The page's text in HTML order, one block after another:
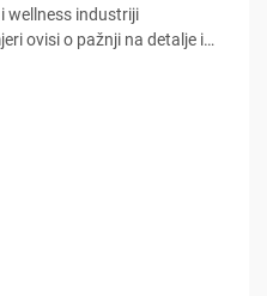
wellness industriji
ovisi o pažnji na detalje i
igraju ključnu ulogu u